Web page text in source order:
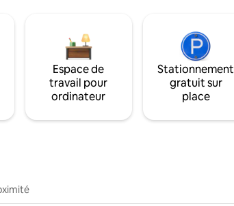
Espace de
travail pour
ordinateur
Stationnement
gratuit sur
place